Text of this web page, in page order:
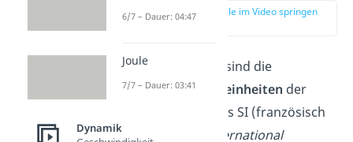
zur Stelle im Video springen
DieSI-Einheiten
sind die
genormten Maßeinheiten der
Wissenschaft. Das SI (französisch
für „Système international
6/7 – Dauer: 04:47
Joule
7/7 – Dauer: 03:41
Dynamik